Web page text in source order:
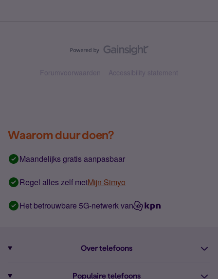
Forumvoorwaarden Accessibility statement
Waarom duur doen?
Maandelijks gratis aanpasbaar
Regel alles zelf metMijn Simyo
Het betrouwbare 5G-netwerk van
Over telefoons
Populaire telefoons